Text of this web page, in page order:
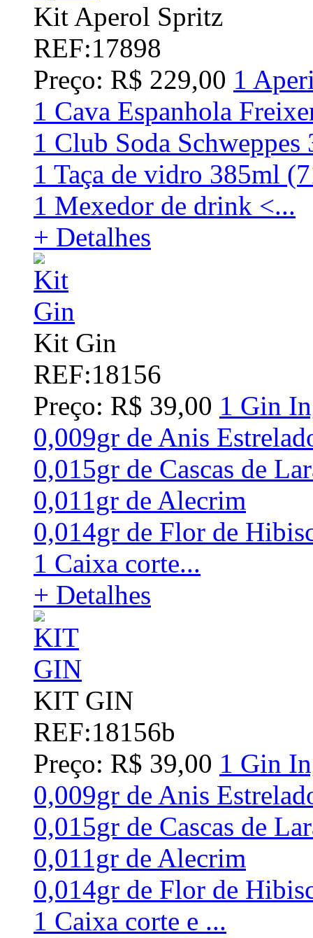
Kit Aperol Spritz
REF:17898
Preço: R$ 229,00 1
1 Cava Espanhola
1 Club Soda Schweppes
1 Taça de vidro 385ml
1 Mexedor de drink <...
+ Detalhes
Kit Gin
REF:18156
Preço: R$ 39,00 1 Gin
0,009gr de Anis
0,015gr de Cascas de
0,011gr de Alecrim
0,014gr de Flor de
1 Caixa corte...
+ Detalhes
KIT GIN
REF:18156b
Preço: R$ 39,00 1 Gin
0,009gr de Anis
0,015gr de Cascas de
0,011gr de Alecrim
0,014gr de Flor de
1 Caixa corte e ...